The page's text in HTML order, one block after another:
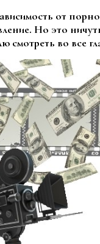
от
Но это
смотреть во все